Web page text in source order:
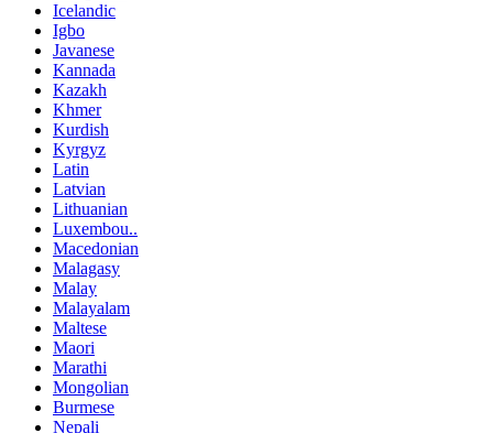
Icelandic
Igbo
Javanese
Kannada
Kazakh
Khmer
Kurdish
Kyrgyz
Latin
Latvian
Lithuanian
Luxembou..
Macedonian
Malagasy
Malay
Malayalam
Maltese
Maori
Marathi
Mongolian
Burmese
Nepali